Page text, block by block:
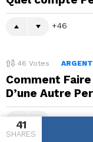
41
SHARES
46
46 Votes ARGENT
Comment
D’une Autre
46